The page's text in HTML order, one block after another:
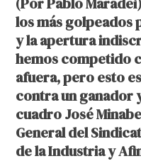
los más golpeados
y la apertura
hemos competido
afuera, pero esto
contra un ganador
cuadro José
General del
de la Industria y